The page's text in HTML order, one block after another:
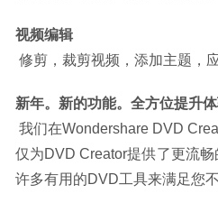
视频编辑
修剪，裁剪视频，添加主题，
新年。新的功能。全方位提升
仅为DVD Creator提供了更流
许多有用的DVD工具来满足您